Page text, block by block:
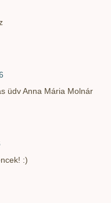
üdv Anna Mária Molnár
:)